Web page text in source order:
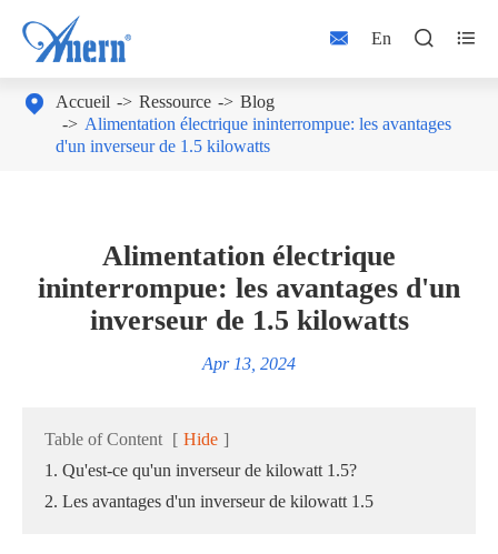
 En  
 Accueil Ressource
Blog
Alimentation électrique ininterrompue: les avantages
d'un inverseur de 1.5 kilowatts
Alimentation électrique
ininterrompue: les avantages d'un
inverseur de 1.5 kilowatts
Apr 13, 2024
Table of Content [ Hide ]
1. Qu'est-ce qu'un inverseur de kilowatt 1.5?
2. Les avantages d'un inverseur de kilowatt 1.5